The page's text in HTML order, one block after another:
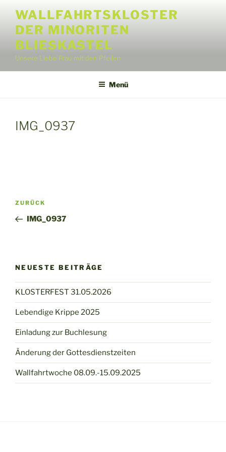
Inhalt
springen
WALLFAHRTSKLOSTER
DER MINORITEN
BLIESKASTEL
Unsere Liebe Frau mit den Pfeilen
Menü
IMG_0937
Beitragsnavigation
Vorheriger
Beitrag
ZURÜCK
IMG_0937
NEUESTE BEITRÄGE
KLOSTERFEST 31.05.2026
Lebendige Krippe 2025
Einladung zur Buchlesung
Änderung der Gottesdienstzeiten
Wallfahrtwoche 08.09.-15.09.2025